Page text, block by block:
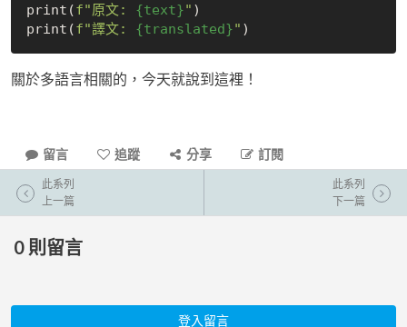
print(f"原文: {text}" )
print(f"譯文: {translated}"
關於多語言相關的，今天就說到這裡！
留言 追蹤 分享 訂閱
此系列
上一篇
此系列
下一篇
0 則留言
登入留言